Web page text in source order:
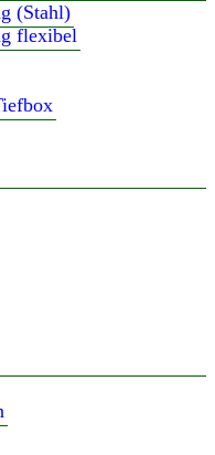
(Stahl)
flexibel